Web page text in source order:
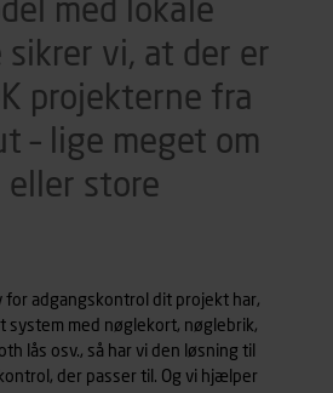
med lokale
sikrer vi, at der er
projekterne fra
– lige meget om
eller store
for adgangskontrol dit projekt har,
system med nøglekort, nøglebrik,
lås osv., så har vi den løsning til
der passer til. Og vi hjælper